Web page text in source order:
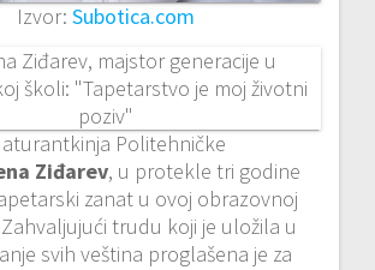
Izvor: Subotica.com
Politehničke
Ziđarev, u protekle tri godine
zanat u ovoj obrazovnoj
trudu koji je uložila u
svih veština proglašena je za